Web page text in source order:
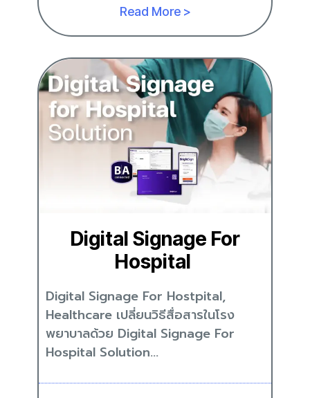
Read More >
Digital Signage For
Hospital
Digital Signage For Hostpital,
Healthcare เปลี่ยนวิธีสื่อสารในโรง
พยาบาลด้วย Digital Signage For
Hospital Solution...